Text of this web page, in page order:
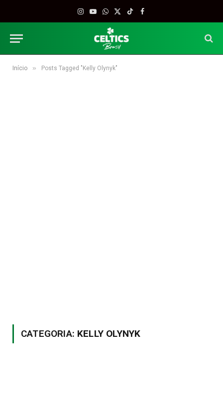
Instagram
YouTube
WhatsApp
X
TikTokFacebook
Início » Posts Tagged "Kelly Olynyk"
CATEGORIA: KELLY OLYNYK